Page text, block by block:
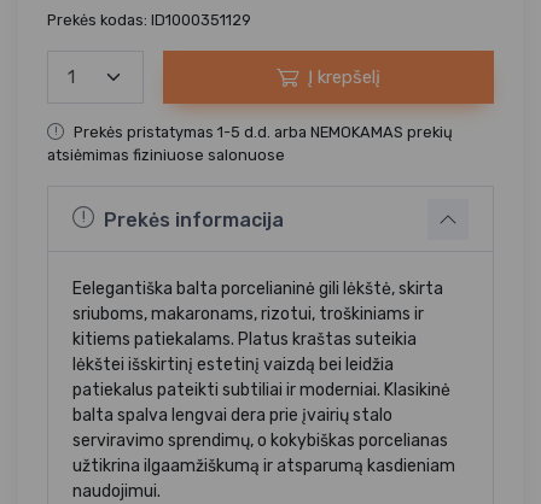
Prekės kodas: ID1000351129
Į krepšelį
Prekės pristatymas 1-5 d.d. arba NEMOKAMAS prekių
atsiėmimas fiziniuose salonuose
Prekės informacija
Eelegantiška balta porcelianinė gili lėkštė, skirta
sriuboms, makaronams, rizotui, troškiniams ir
kitiems patiekalams. Platus kraštas suteikia
lėkštei išskirtinį estetinį vaizdą bei leidžia
patiekalus pateikti subtiliai ir moderniai. Klasikinė
balta spalva lengvai dera prie įvairių stalo
serviravimo sprendimų, o kokybiškas porcelianas
užtikrina ilgaamžiškumą ir atsparumą kasdieniam
naudojimui.